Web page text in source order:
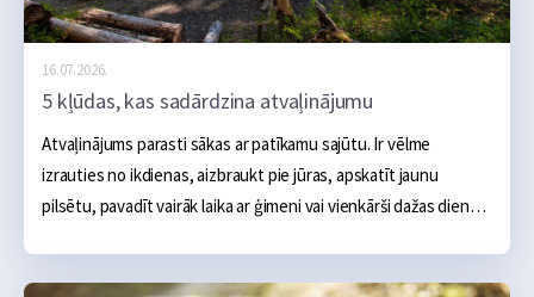
16.07.2026.
5 kļūdas, kas sadārdzina atvaļinājumu
Atvaļinājums parasti sākas ar patīkamu sajūtu. Ir vēlme
izrauties no ikdienas, aizbraukt pie jūras, apskatīt jaunu
pilsētu, pavadīt vairāk laika ar ģimeni vai vienkārši dažas dienas